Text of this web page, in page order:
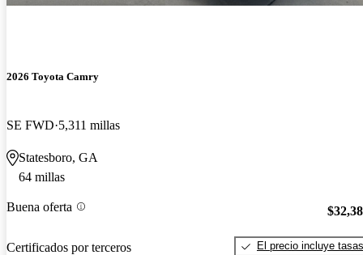
2026 Toyota Camry
SE FWD 5,311 millas
Statesboro, GA
64 millas
Buena oferta
Certificados por terceros
El precio incluye tasas